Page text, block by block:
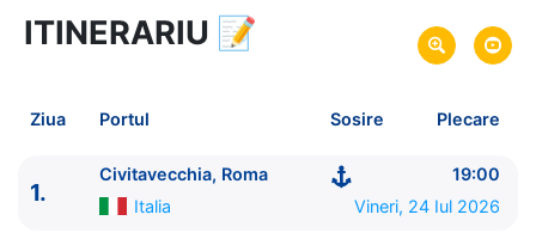
8 zile vacanta de croaziera in
Marea Mediterana de Vest si Insulele Baleare -
link
Sosire pe 31 Iul 2026 in Civitavecchia, Roma, Italia
ITINERARIU 📝
Ziua Portul Sosire Plecare
1.
Civitavecchia, Roma
19:00
Italia
Vineri, 24 Iul 2026